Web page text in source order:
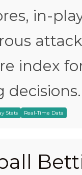
in-
index
decisions.
Stats Real-Time Data